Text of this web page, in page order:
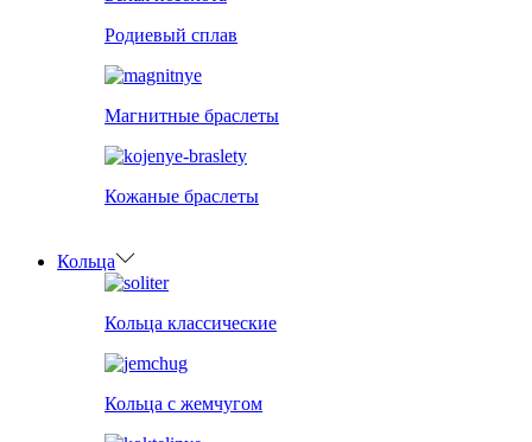
Родиевый сплав
Магнитные браслеты
Кожаные браслеты
Кольца
Кольца классические
Кольца с жемчугом